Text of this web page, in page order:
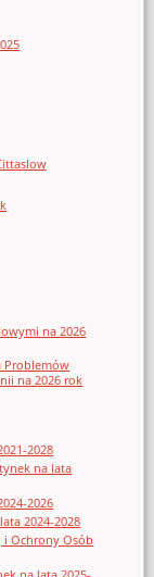
na 2026
Problemów
na 2026 rok
2028
na lata
2026
2024-2028
i Ochrony Osób